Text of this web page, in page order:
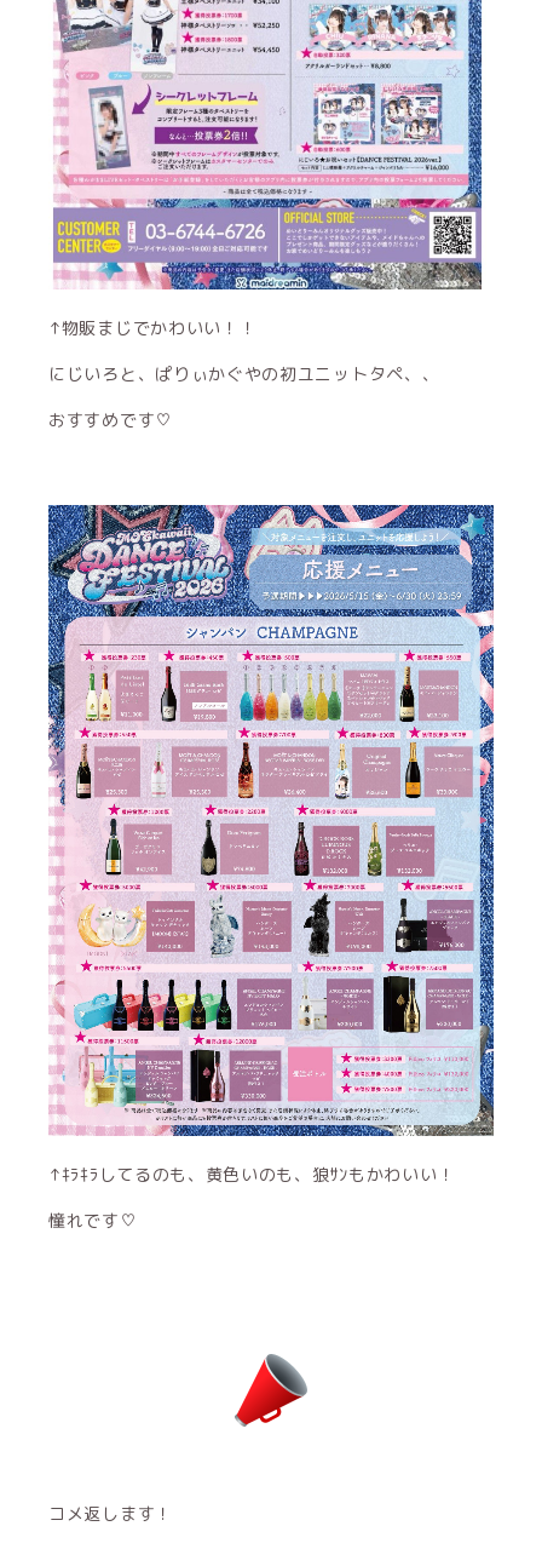
↑物販まじでかわいい！！
にじいろと、ぱりぃかぐやの初ユニットタペ、、
おすすめです♡
↑ｷﾗｷﾗしてるのも、黄色いのも、狼ｻﾝもかわいい！
憧れです♡
コメ返します！